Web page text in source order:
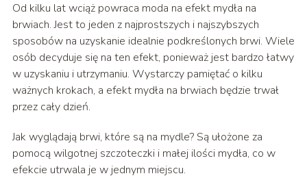
Od kilku lat wciąż powraca moda na efekt mydła na
brwiach. Jest to jeden z najprostszych i najszybszych
sposobów na uzyskanie idealnie podkreślonych brwi. Wiele
osób decyduje się na ten efekt, ponieważ jest bardzo łatwy
w uzyskaniu i utrzymaniu. Wystarczy pamiętać o kilku
ważnych krokach, a efekt mydła na brwiach będzie trwał
przez cały dzień.
Jak wyglądają brwi, które są na mydle? Są ułożone za
pomocą wilgotnej szczoteczki i małej ilości mydła, co w
efekcie utrwala je w jednym miejscu.